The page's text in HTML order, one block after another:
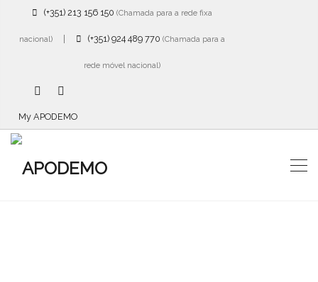
(+351) 213 156 150 (Chamada para a rede fixa
nacional)| (+351) 924 489 770 (Chamada para a
rede móvel nacional)
My APODEMO